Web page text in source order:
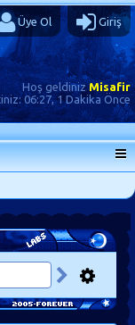
Üye Ol Giriş
Hoş geldinizMisafir
06:27, 1 Dakika Önce